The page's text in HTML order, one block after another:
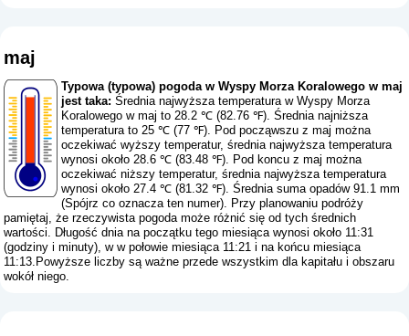
maj
Typowa (typowa) pogoda w Wyspy Morza Koralowego w maj
jest taka: Średnia najwyższa temperatura w Wyspy Morza
Koralowego w maj to 28.2 ℃ (82.76 ℉). Średnia najniższa
temperatura to 25 ℃ (77 ℉). Pod począwszu z maj można
oczekiwać wyższy temperatur, średnia najwyższa temperatura
wynosi około 28.6 ℃ (83.48 ℉). Pod koncu z maj można
oczekiwać niższy temperatur, średnia najwyższa temperatura
wynosi około 27.4 ℃ (81.32 ℉). Średnia suma opadów 91.1 mm
(Spójrz co oznacza ten numer). Przy planowaniu podróży
pamiętaj, że rzeczywista pogoda może różnić się od tych średnich
wartości. Długość dnia na początku tego miesiąca wynosi około 11:31
(godziny i minuty), w w połowie miesiąca 11:21 i na końcu miesiąca
11:13.Powyższe liczby są ważne przede wszystkim dla kapitału i obszaru
wokół niego.